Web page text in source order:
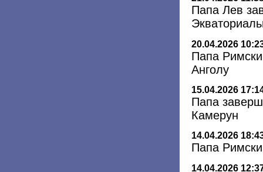
Папа Лев
20.04.2026
Папа
Анголу
15.04.2026
Папа
Камерун
14.04.2026
Папа
14.04.2026